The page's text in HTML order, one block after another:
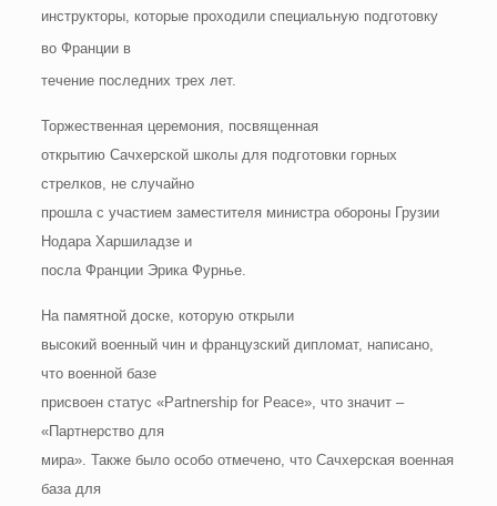
инструкторы, которые проходили специальную подготовку
во Франции в
течение последних трех лет.
Торжественная церемония, посвященная
открытию Сачхерской школы для подготовки горных
стрелков, не случайно
прошла с участием заместителя министра обороны Грузии
Нодара Харшиладзе и
посла Франции Эрика Фурнье.
На памятной доске, которую открыли
высокий военный чин и французский дипломат, написано,
что военной базе
присвоен статус «Partnership for Peace», что значит –
«Партнерство для
мира». Также было особо отмечено, что Сачхерская военная
база для